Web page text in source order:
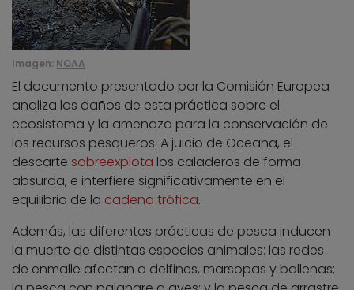
Imagen: NOAA
El documento presentado por la Comisión Europea
analiza los daños de esta práctica sobre el
ecosistema y la amenaza para la conservación de
los recursos pesqueros. A juicio de Oceana, el
descarte sobreexplota los caladeros de forma
absurda, e interfiere significativamente en el
equilibrio de la cadena trófica.
Además, las diferentes prácticas de pesca inducen
la muerte de distintas especies animales: las redes
de enmalle afectan a delfines, marsopas y ballenas;